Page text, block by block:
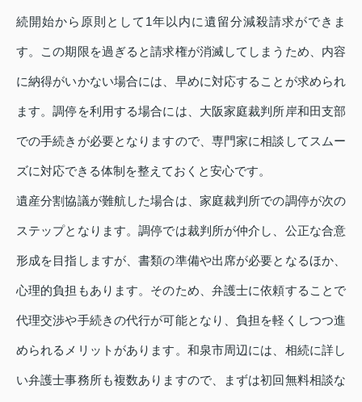
続開始から原則として1年以内に遺留分減殺請求ができま
す。この期限を過ぎると請求権が消滅してしまうため、内容
に納得がいかない場合には、早めに対応することが求められ
ます。調停を利用する場合には、大阪家庭裁判所岸和田支部
での手続きが必要となりますので、専門家に相談してスムー
ズに対応できる体制を整えておくと安心です。
遺産分割協議が難航した場合は、家庭裁判所での調停が次の
ステップとなります。調停では裁判所が仲介し、公正な合意
形成を目指しますが、書類の準備や出席が必要となるほか、
心理的負担もあります。そのため、弁護士に依頼することで
代理交渉や手続きの代行が可能となり、負担を軽くしつつ進
められるメリットがあります。和泉市周辺には、相続に詳し
い弁護士事務所も複数ありますので、まずは初回無料相談な